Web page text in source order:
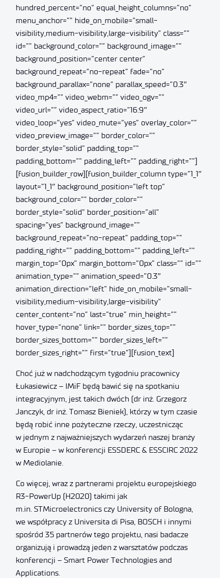
hundred_percent=”no” equal_height_columns=”no”
menu_anchor=”” hide_on_mobile=”small-
visibility,medium-visibility,large-visibility” class=””
id=”” background_color=”” background_image=””
background_position=”center center”
background_repeat=”no-repeat” fade=”no”
background_parallax=”none” parallax_speed=”0.3″
video_mp4=”” video_webm=”” video_ogv=””
video_url=”” video_aspect_ratio=”16:9″
video_loop=”yes” video_mute=”yes” overlay_color=””
video_preview_image=”” border_color=””
border_style=”solid” padding_top=””
padding_bottom=”” padding_left=”” padding_right=””]
[fusion_builder_row][fusion_builder_column type=”1_1″
layout=”1_1″ background_position=”left top”
background_color=”” border_color=””
border_style=”solid” border_position=”all”
spacing=”yes” background_image=””
background_repeat=”no-repeat” padding_top=””
padding_right=”” padding_bottom=”” padding_left=””
margin_top=”0px” margin_bottom=”0px” class=”” id=””
animation_type=”” animation_speed=”0.3″
animation_direction=”left” hide_on_mobile=”small-
visibility,medium-visibility,large-visibility”
center_content=”no” last=”true” min_height=””
hover_type=”none” link=”” border_sizes_top=””
border_sizes_bottom=”” border_sizes_left=””
border_sizes_right=”” first=”true”][fusion_text]
Choć już w nadchodzącym tygodniu pracownicy
Łukasiewicz – IMiF będą bawić się na spotkaniu
integracyjnym, jest takich dwóch (dr inż. Grzegorz
Janczyk, dr inż. Tomasz Bieniek), którzy w tym czasie
będą robić inne pożyteczne rzeczy, uczestnicząc
w jednym z najważniejszych wydarzeń naszej branży
w Europie – w konferencji ESSDERC & ESSCIRC 2022
w Mediolanie.
Co więcej, wraz z partnerami projektu europejskiego
R3-PowerUp (H2020) takimi jak
m.in. STMicroelectronics czy University of Bologna,
we współpracy z Universita di Pisa, BOSCH i innymi
spośród 35 partnerów tego projektu, nasi badacze
organizują i prowadzą jeden z warsztatów podczas
konferencji – Smart Power Technologies and
Applications.